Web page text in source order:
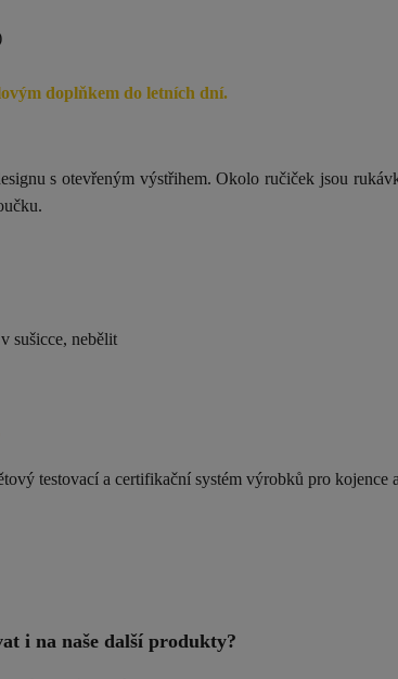
doplňkem do letních dní.
s otevřeným výstřihem. Okolo ručiček jsou
sušicce, nebělit
testovací a certifikační systém výrobků pro kojence
i na naše další produkty?